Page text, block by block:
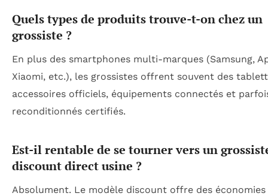
Quels types de produits trouve-t-on chez un
grossiste ?
En plus des smartphones multi-marques (Samsung,
Xiaomi, etc.), les grossistes offrent souvent des
accessoires officiels, équipements connectés et
reconditionnés certifiés.
Est-il rentable de se tourner vers un
discount direct usine ?
Absolument. Le modèle discount offre des